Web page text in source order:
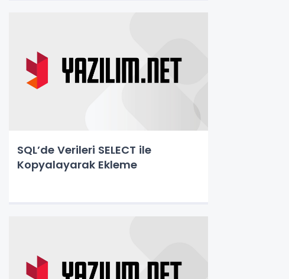
SQL’de Verileri SELECT ile
Kopyalayarak Ekleme